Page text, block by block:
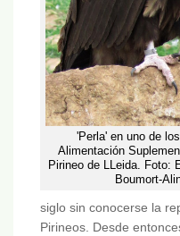
'Perla' en uno de
Alimentación
Pirineo de LLeida. Foto:
Boumort-
siglo sin conocerse la
Pirineos. Desde